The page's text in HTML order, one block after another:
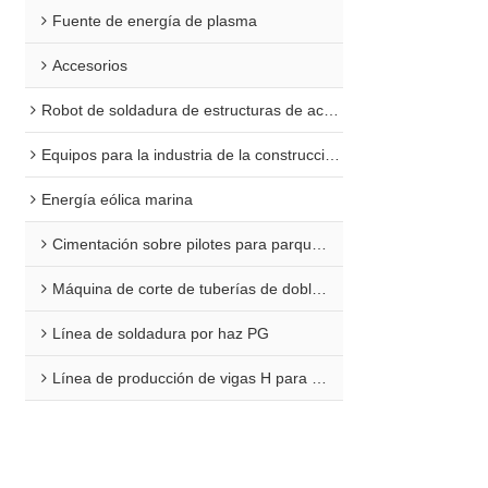
Fuente de energía de plasma
Accesorios
Robot de soldadura de estructuras de acero
Equipos para la industria de la construcción naval
Energía eólica marina
Cimentación sobre pilotes para parques eólicos marinos
Máquina de corte de tuberías de doble extremo para plataformas marinas
Línea de soldadura por haz PG
Línea de producción de vigas H para aplicaciones marinas